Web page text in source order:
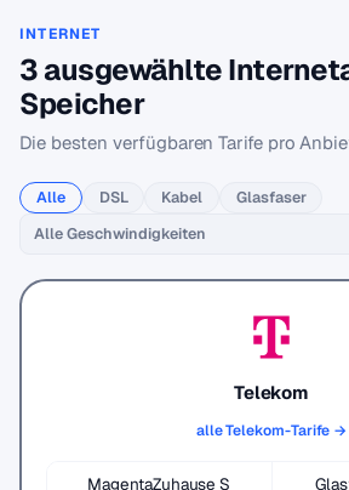
INTERNET
3 ausgewählte
Speicher
Die besten verfügbaren Tarife pro
Alle DSL Kabel Glasfaser
Telekom
alle Telekom-Tarife →
MagentaZuhause S